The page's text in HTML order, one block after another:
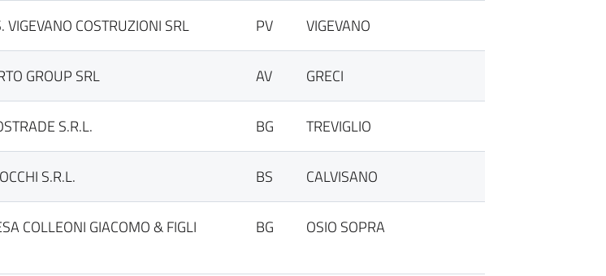
VIGEVANO COSTRUZIONI SRL PV VIGEVANO
GROUP SRL AV GRECI
S.R.L. BG TREVIGLIO
S.R.L. BS CALVISANO
COLLEONI GIACOMO & FIGLI
BG OSIO SOPRA